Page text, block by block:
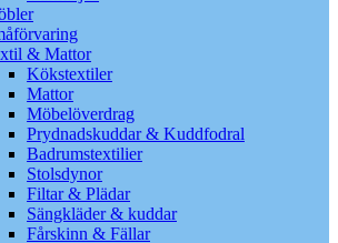
& Mattor
Kökstextiler
Mattor
Möbelöverdrag
Prydnadskuddar & Kuddfodral
Badrumstextilier
Stolsdynor
Filtar & Plädar
Sängkläder & kuddar
Fårskinn & Fällar